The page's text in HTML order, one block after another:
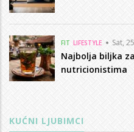
FIT LIFESTYLE Sat,
Najbolja biljka
nutricionistima
KUĆNI LJUBIMCI